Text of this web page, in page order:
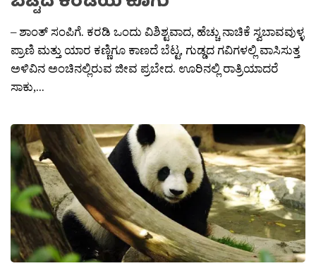
– ಶಾಂತ್ ಸಂಪಿಗೆ. ಕರಡಿ ಒಂದು ವಿಶಿಶ್ಟವಾದ, ಹೆಚ್ಚು ನಾಚಿಕೆ ಸ್ವಬಾವವುಳ್ಳ
ಪ್ರಾಣಿ ಮತ್ತು ಯಾರ ಕಣ್ಣಿಗೂ ಕಾಣದೆ ಬೆಟ್ಟ, ಗುಡ್ಡದ ಗವಿಗಳಲ್ಲಿ ವಾಸಿಸುತ್ತ
ಅಳಿವಿನ ಅಂಚಿನಲ್ಲಿರುವ ಜೀವ ಪ್ರಬೇದ. ಊರಿನಲ್ಲಿ ರಾತ್ರಿಯಾದರೆ
ಸಾಕು,...